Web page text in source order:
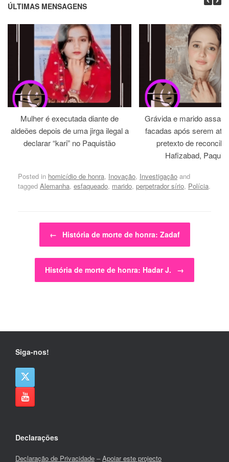
ÚLTIMAS MENSAGENS
Mulher é executada diante de
aldeões depois de uma jirga ilegal a
declarar “kari” no Paquistão
Grávida e marido
facadas após serem
pretexto de
Hafizabad,
Posted in homicídio de honra, Inovação, Investigação and
tagged Alemanha, esfaqueado, marido, perpetrador sírio, Polícia.
← História de morte de honra: Zadaf
História de morte de honra: Hadar J. →
Siga-nos!
Declarações
Declaração de Privacidade –Apoiar este projecto